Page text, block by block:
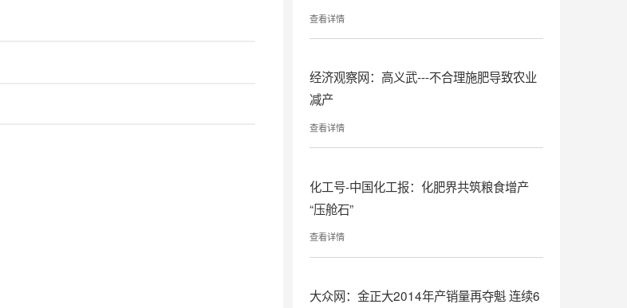
查看详情
经济观察网：高义武---不合理施肥导致农业
减产
查看详情
化工号-中国化工报：化肥界共筑粮食增产
“压舱石”
查看详情
大众网：金正大2014年产销量再夺魁 连续6